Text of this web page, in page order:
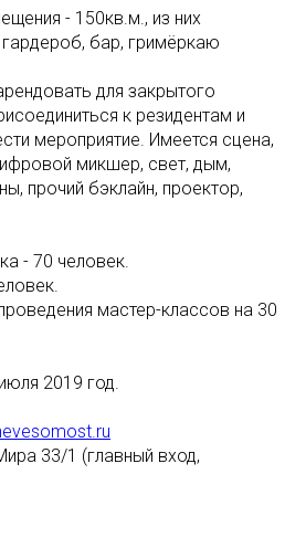
- 150кв.м., из них
гардероб, бар, гримёркаю
для закрытого
к резидентам и
мероприятие. Имеется сцена,
микшер, свет, дым,
прочий бэклайн, проектор,
- 70 человек.
мастер-классов на 30
2019 год.
33/1 (главный вход,